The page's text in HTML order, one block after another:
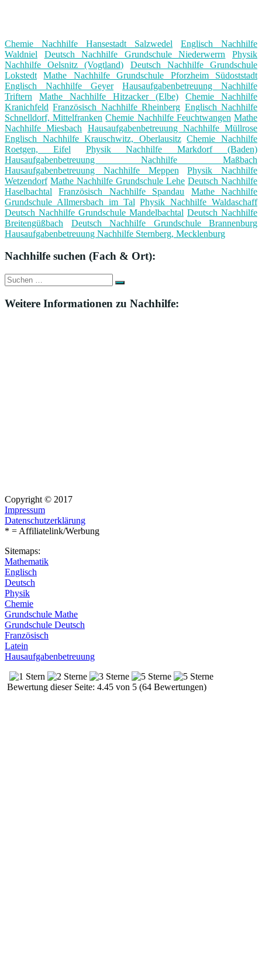
Chemie Nachhilfe Hansestadt Salzwedel
Englisch Nachhilfe
Waldniel
Deutsch Nachhilfe Grundschule Niederwerrn
Physik
Nachhilfe Oelsnitz (Vogtland)
Deutsch Nachhilfe Grundschule
Lokstedt
Mathe Nachhilfe Grundschule Pforzheim Südoststadt
Englisch Nachhilfe Geyer
Hausaufgabenbetreuung Nachhilfe
Triftern
Mathe Nachhilfe Hitzacker (Elbe)
Chemie Nachhilfe
Kranichfeld Französisch Nachhilfe Rheinberg Englisch Nachhilfe
Schnelldorf, Mittelfranken Chemie Nachhilfe Feuchtwangen Mathe
Nachhilfe Miesbach
Hausaufgabenbetreuung Nachhilfe Müllrose
Englisch Nachhilfe Krauschwitz, Oberlausitz Chemie Nachhilfe
Roetgen, Eifel
Physik Nachhilfe Markdorf (Baden)
Hausaufgabenbetreuung Nachhilfe Maßbach
Hausaufgabenbetreuung Nachhilfe Meppen
Physik Nachhilfe
Wetzendorf Mathe Nachhilfe Grundschule Lehe Deutsch Nachhilfe
Haselbachtal
Französisch Nachhilfe Spandau
Mathe Nachhilfe
Grundschule Allmersbach im Tal Physik Nachhilfe Waldaschaff
Deutsch Nachhilfe Grundschule Mandelbachtal Deutsch Nachhilfe
Breitengüßbach
Deutsch Nachhilfe Grundschule Brannenburg
Hausaufgabenbetreuung Nachhilfe Sternberg, Mecklenburg
Nachhilfe suchen (Fach & Ort):
Suche
nach:
Suchen
Weitere Informationen zu Nachhilfe:
Copyright © 2017
Impressum
Datenschutzerklärung
* = Affiliatelink/Werbung
Sitemaps:
Mathematik
Englisch
Deutsch
Physik
Chemie
Grundschule Mathe
Grundschule Deutsch
Französisch
Latein
Hausaufgabenbetreuung
Bewertung dieser Seite: 4.45 von 5 (64 Bewertungen)